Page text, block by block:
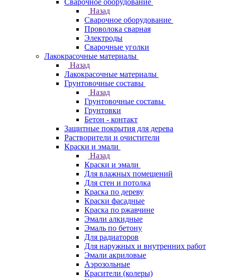
Сварочное оборудование
Назад
Сварочное оборудование
Проволока сварная
Электроды
Сварочные уголки
Лакокрасочные материалы
Назад
Лакокрасочные материалы
Грунтовочные составы
Назад
Грунтовочные составы
Грунтовки
Бетон - контакт
Защитные покрытия для дерева
Растворители и очистители
Краски и эмали
Назад
Краски и эмали
Для влажных помещений
Для стен и потолка
Краска по дереву
Краски фасадные
Краска по ржавчине
Эмали алкидные
Эмаль по бетону
Для радиаторов
Для наружных и внутренних работ
Эмали акриловые
Аэрозольные
Красители (колеры)